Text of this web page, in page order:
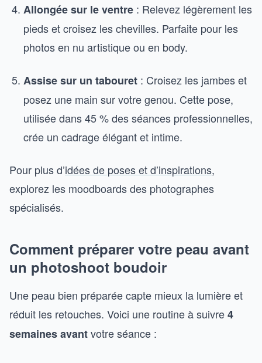
Allongée sur le ventre : Relevez légèrement les
pieds et croisez les chevilles. Parfaite pour les
photos en nu artistique ou en body.
Assise sur un tabouret : Croisez les jambes et
posez une main sur votre genou. Cette pose,
utilisée dans 45 % des séances professionnelles,
crée un cadrage élégant et intime.
Pour plus d’idées de poses et d’inspirations,
explorez les moodboards des photographes
spécialisés.
Comment préparer votre peau avant
un photoshoot boudoir
Une peau bien préparée capte mieux la lumière et
réduit les retouches. Voici une routine à suivre4
semaines avantvotre séance :